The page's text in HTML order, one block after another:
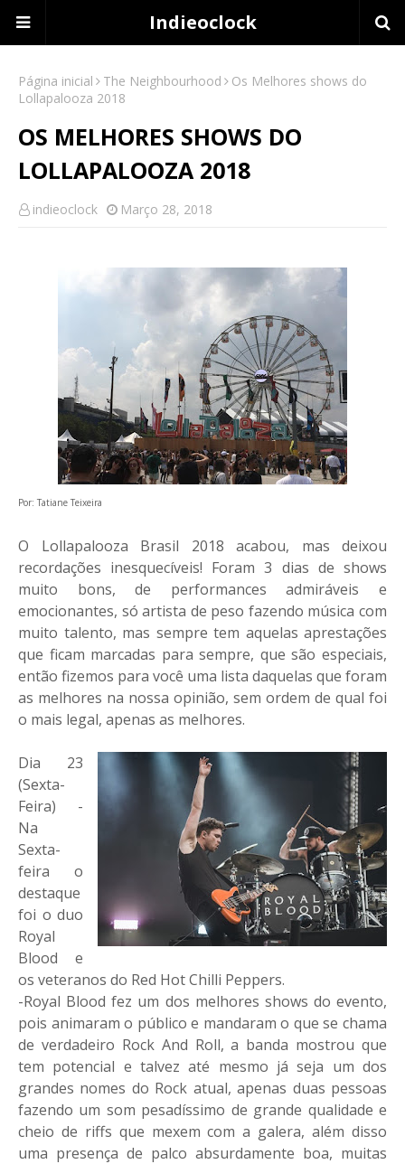
Indieoclock
Página inicial The Neighbourhood
Os Melhores shows do
Lollapalooza 2018
OS MELHORES SHOWS DO
LOLLAPALOOZA 2018
indieoclock Março 28, 2018
Por: Tatiane Teixeira
O Lollapalooza Brasil 2018 acabou, mas deixou
recordações inesquecíveis! Foram 3 dias de shows
muito bons, de performances admiráveis e
emocionantes, só artista de peso fazendo música com
muito talento, mas sempre tem aquelas aprestações
que ficam marcadas para sempre, que são especiais,
então fizemos para você uma lista daquelas que foram
as melhores na nossa opinião, sem ordem de qual foi
o mais legal, apenas as melhores.
Dia 23
(Sexta-
Feira) -
Na
Sexta-
feira o
destaque
foi o duo
Royal
Blood e
os veteranos do Red Hot Chilli Peppers.
-Royal Blood fez um dos melhores shows do evento,
pois animaram o público e mandaram o que se chama
de verdadeiro Rock And Roll, a banda mostrou que
tem potencial e talvez até mesmo já seja um dos
grandes nomes do Rock atual, apenas duas pessoas
fazendo um som pesadíssimo de grande qualidade e
cheio de riffs que mexem com a galera, além disso
uma presença de palco absurdamente boa, muitas